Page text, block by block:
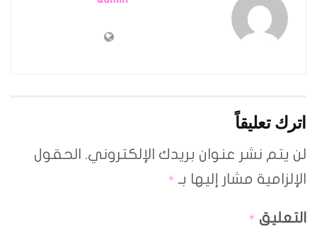
اترك تعليقاً
لن يتم نشر عنوان بريدك الإلكتروني. الحقول
الإلزامية مشار إليها بـ *
التعليق *